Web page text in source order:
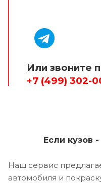
Или звоните
+7 (499) 302-
Если кузов
Наш сервис
автомобиля и